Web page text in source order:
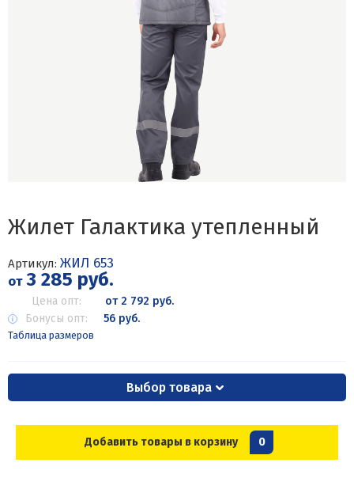
Жилет Галактика утепленный
Артикул: ЖИЛ 653
от3 285 руб.
Цена опт:
от 2 792 руб.
Бонусы опт:
56 руб.
Таблица размеров
Выбор товара
Добавить товары в корзину 0